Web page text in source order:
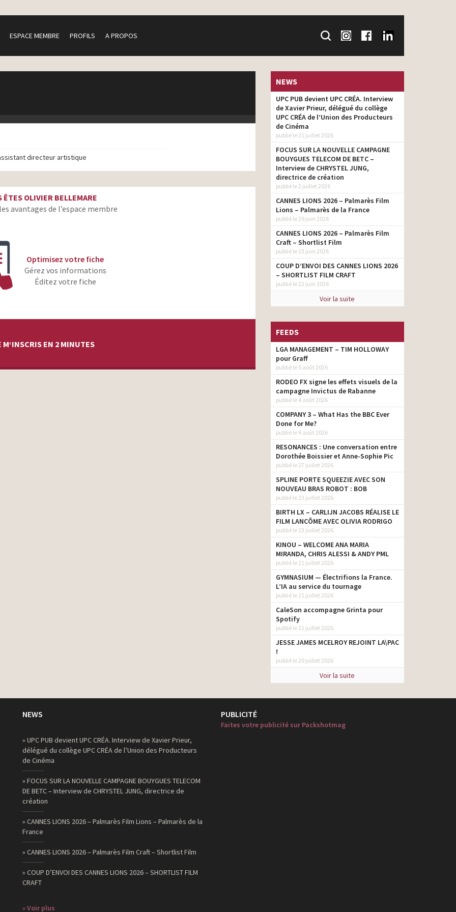
ESPACE MEMBRE PROFILS A PROPOS
directeur artistique
ÊTES OLIVIER BELLEMARE
avantages de l’espace membre
Optimisez votre fiche
Gérez vos informations
Éditez votre fiche
EN 2 MINUTES
NEWS
UPC PUB devient UPC CRÉA. Interview
de Xavier Prieur, délégué du collège
UPC CRÉA de l’Union des Producteurs
de Cinéma
publié le 21 juillet 2026
FOCUS SUR LA NOUVELLE CAMPAGNE
BOUYGUES TELECOM DE BETC –
Interview de CHRYSTEL JUNG,
directrice de création
publié le 2 juillet 2026
CANNES LIONS 2026 – Palmarès Film
Lions – Palmarès de la France
publié le 29 juin 2026
CANNES LIONS 2026 – Palmarès Film
Craft – Shortlist Film
publié le 23 juin 2026
COUP D’ENVOI DES CANNES LIONS 2026
– SHORTLIST FILM CRAFT
publié le 22 juin 2026
Voir la suite
FEEDS
LGA MANAGEMENT – TIM HOLLOWAY
pour Graff
publié le 5 août 2026
RODEO FX signe les effets visuels de la
campagne Invictus de Rabanne
publié le 4 août 2026
COMPANY 3 – What Has the BBC Ever
Done for Me?
publié le 4 août 2026
RESONANCES : Une conversation entre
Dorothée Boissier et Anne-Sophie Pic
publié le 27 juillet 2026
SPLINE PORTE SQUEEZIE AVEC SON
NOUVEAU BRAS ROBOT : BOB
publié le 23 juillet 2026
BIRTH LX – CARLIJN JACOBS RÉALISE LE
FILM LANCÔME AVEC OLIVIA RODRIGO
publié le 23 juillet 2026
KINOU – WELCOME ANA MARIA
MIRANDA, CHRIS ALESSI & ANDY PML
publié le 21 juillet 2026
GYMNASIUM — Électrifions la France.
L’IA au service du tournage
publié le 21 juillet 2026
CaleSon accompagne Grinta pour
Spotify
publié le 21 juillet 2026
JESSE JAMES MCELROY REJOINT LA\PAC
!
publié le 20 juillet 2026
Voir la suite
NEWS
» UPC PUB devient UPC CRÉA. Interview de Xavier Prieur,
délégué du collège UPC CRÉA de l’Union des Producteurs
de Cinéma
» FOCUS SUR LA NOUVELLE CAMPAGNE BOUYGUES TELECOM
DE BETC – Interview de CHRYSTEL JUNG, directrice de
création
» CANNES LIONS 2026 – Palmarès Film Lions – Palmarès de la
France
» CANNES LIONS 2026 – Palmarès Film Craft – Shortlist Film
» COUP D’ENVOI DES CANNES LIONS 2026 – SHORTLIST FILM
CRAFT
» Voir plus
PUBLICITÉ
Faites votre publicité sur Packshotmag